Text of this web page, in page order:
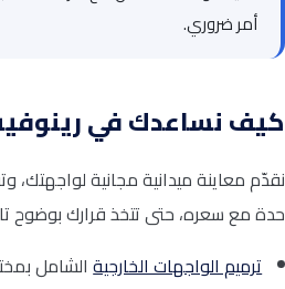
أمر ضروري.
كيف نساعدك في
نقدّم معاينة ميدانية مجانية لواجهتك،
حدة مع سعره، حتى تتخذ قرارك بوضوح
ترميم الواجهات الخارجيةالشامل